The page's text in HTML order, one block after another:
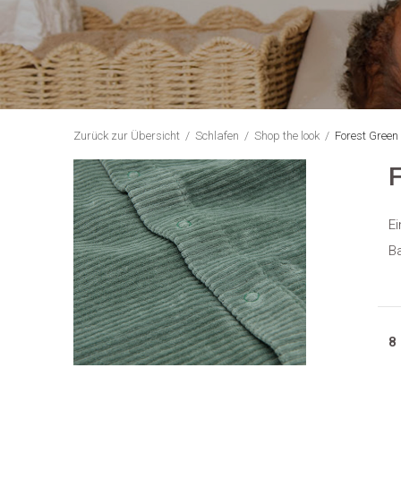
Zurück zur Übersicht Schlafen Shop the look Forest Green
8